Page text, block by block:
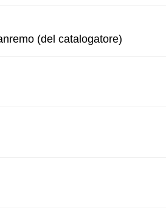
(del catalogatore)